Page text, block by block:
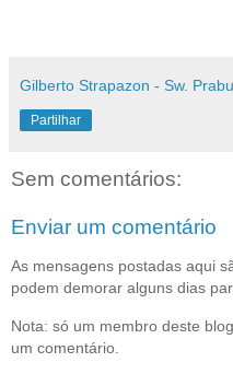
Gilberto Strapazon - Sw.
Partilhar
Sem comentários:
Enviar um comentário
As mensagens postadas aqui
podem demorar alguns dias
Nota: só um membro deste
um comentário.